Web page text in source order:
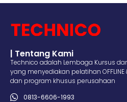
| Tentang Kami
Technico adalah Lembaga Kursus
yang menyediakan pelatihan OFFLINE
dan program khusus perusahaan
0813-6606-1993